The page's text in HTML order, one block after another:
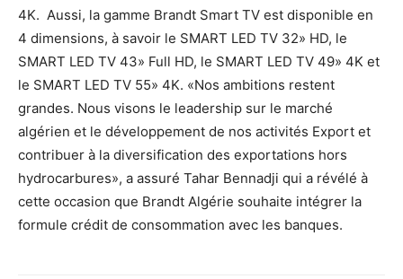
4K. Aussi, la gamme Brandt Smart TV est disponible en
4 dimensions, à savoir le SMART LED TV 32» HD, le
SMART LED TV 43» Full HD, le SMART LED TV 49» 4K et
le SMART LED TV 55» 4K. «Nos ambitions restent
grandes. Nous visons le leadership sur le marché
algérien et le développement de nos activités Export et
contribuer à la diversification des exportations hors
hydrocarbures», a assuré Tahar Bennadji qui a révélé à
cette occasion que Brandt Algérie souhaite intégrer la
formule crédit de consommation avec les banques.